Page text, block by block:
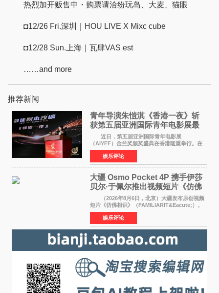
热烈加开贩售中・购票请洽纷玩岛、大麦、猫眼
◘12/26 Fri.深圳｜HOU LIVE X Mixc cube
◘12/28 Sun.上海｜瓦肆VAS est
……and more
推荐新闻
青年导演朱愷淇《香港一夜》斩
获第五届亚洲国际青年电影展最
佳剧本改编奖
近日，第五届亚洲国际青年电影展
（AIYFF）金兰奖颁奖盛典在香港隆重举行。在
这场汇聚数百位海内外电影人、文化界人士及媒
体代表的亚洲青年影视盛会上，香港本土电影
《香港一夜》（Dawn in Ho
娱乐评论
大疆 Osmo Pocket 4P 携手伊莎
贝尔·于佩尔推出视频短片《仿佛
相识》
（2026年8月6日，北京）大疆发布原创视频
短片《仿佛相识》（FAMILIARIT&Eacute;）。
视频短片由戛纳国际电影节最佳女演员伊莎贝尔·
于佩尔（Isabelle Huppert）主演，全程使用大
疆首款双主摄口
娱乐评论